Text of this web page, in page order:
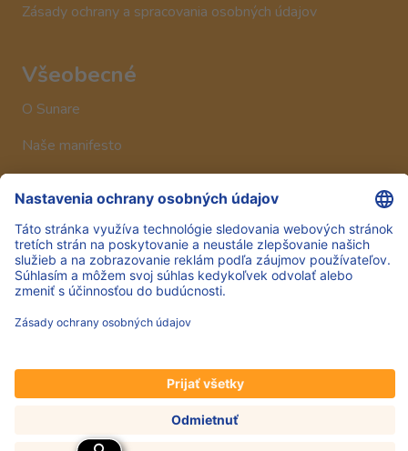
Zásady ochrany a spracovania osobných údajov
Všeobecné
O Sunare
Naše manifesto
Sledujte nás
Copyright © Hero 2025